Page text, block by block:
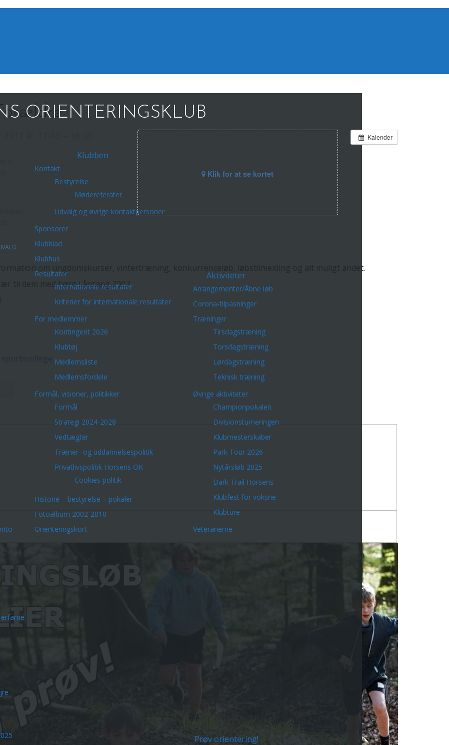
ORIENTERINGSKLUB
Klubben
Kontakt
Bestyrelse
Mødereferater
Udvalg og øvrige kontaktpersoner
Sponsorer
Klubblad
Klubhus
Resultater
Internationale resultater
Kriterier for internationale resultater
For medlemmer
Kontingent 2026
Klubtøj
Medlemsliste
Medlemsfordele
Formål, visioner, politikker
Formål
Strategi 2024-2028
Vedtægter
Træner- og uddannelsespolitik
Privatlivspolitik Horsens OK
Cookies politik
Historie – bestyrelse – pokaler
Fotoalbum 2002-2010
Orienteringskort
Aktiviteter
Arrangementer/Åbne løb
Corona-tilpasninger
Træninger
Tirsdagstræning
Torsdagstræning
Lørdagstræning
Teknisk træning
Øvrige aktiviteter
Championpokalen
Divisionsturneringen
Klubmesterskaber
Park Tour 2026
Nytårsløb 2025
Dark Trail Horsens
Klubfest for voksne
Klubture
Veteranerne
Prøv orientering!
Kalender
Klik for at se kortet
om ungdomskurser, vintertræning, konkurrenceløb, løbstilmelding og alt muligt andet.
til dem med børn i årgang 2007.